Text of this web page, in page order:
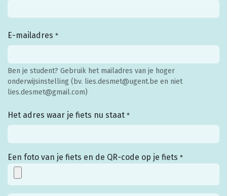
E-mailadres *
Ben je student? Gebruik het mailadres van je hoger
onderwijsinstelling (bv. lies.desmet@ugent.be en niet
lies.desmet@gmail.com)
Het adres waar je fiets nu staat *
Een foto van je fiets en de QR-code op je fiets *